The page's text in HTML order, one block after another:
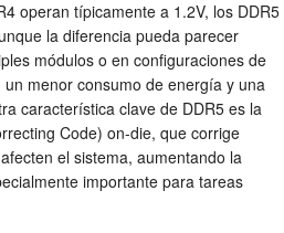
operan típicamente a 1.2V, los DDR5
la diferencia pueda parecer
módulos o en configuraciones de
menor consumo de energía y una
característica clave de DDR5 es la
Code) on-die, que corrige
el sistema, aumentando la
importante para tareas